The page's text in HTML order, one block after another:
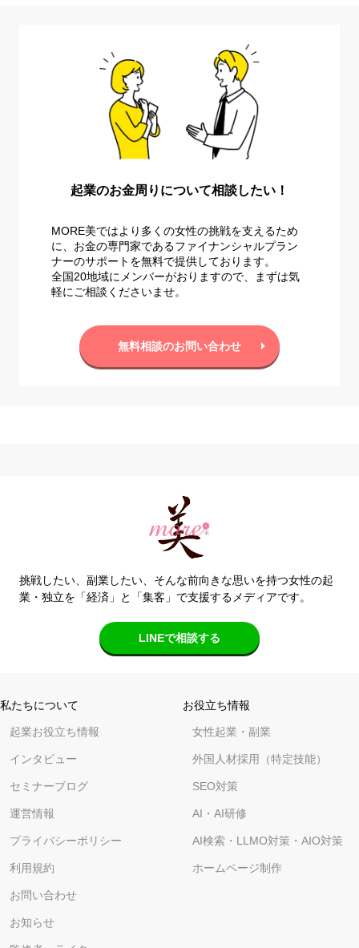
起業のお金周りについて相談したい！
MORE美ではより多くの女性の挑戦を支えるため
に、お金の専門家であるファイナンシャルプラン
ナーのサポートを無料で提供しております。
全国20地域にメンバーがおりますので、まずは気
軽にご相談くださいませ。
無料相談のお問い合わせ
挑戦したい、副業したい、そんな前向きな思いを持つ女性の起
業・独立を「経済」と「集客」で支援するメディアです。
LINEで相談する
私たちについて
起業お役立ち情報
インタビュー
セミナーブログ
運営情報
プライバシーポリシー
利用規約
お問い合わせ
お知らせ
お役立ち情報
女性起業・副業
外国人材採用（特定技能）
SEO対策
AI・AI研修
AI検索・LLMO対策・AIO対策
ホームページ制作